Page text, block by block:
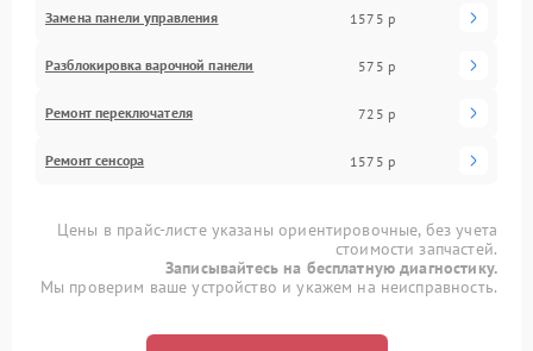
Замена панели управления 1575 р
Разблокировка варочной панели 575 р
Ремонт переключателя 725 р
Ремонт сенсора 1575 р
Цены в прайс-листе указаны ориентировочные, без учета
стоимости запчастей.
Записывайтесь на бесплатную диагностику.
Мы проверим ваше устройство и укажем на неисправность.